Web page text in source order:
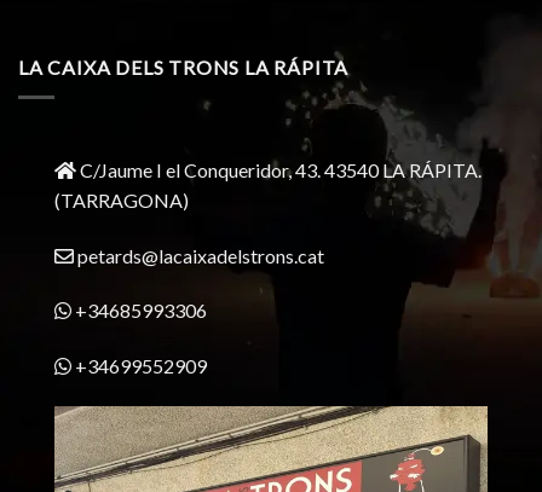
LA CAIXA DELS TRONS LA RÁPITA
C/Jaume I el Conqueridor, 43. 43540 LA RÁPITA.
(TARRAGONA)
petards@lacaixadelstrons.cat
+34685993306
+34699552909